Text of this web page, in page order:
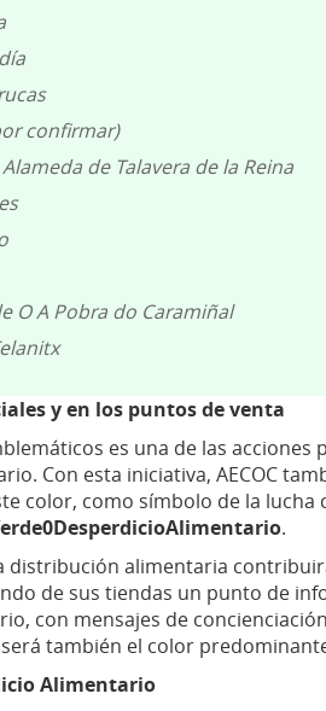
confirmar)
de Talavera de la Reina
O A Pobra do Caramiñal
y en los puntos de venta
es una de las acciones
Con esta iniciativa, AECOC
color, como símbolo de la
.
distribución alimentaria
de sus tiendas un punto de
con mensajes de
también el color
Alimentario